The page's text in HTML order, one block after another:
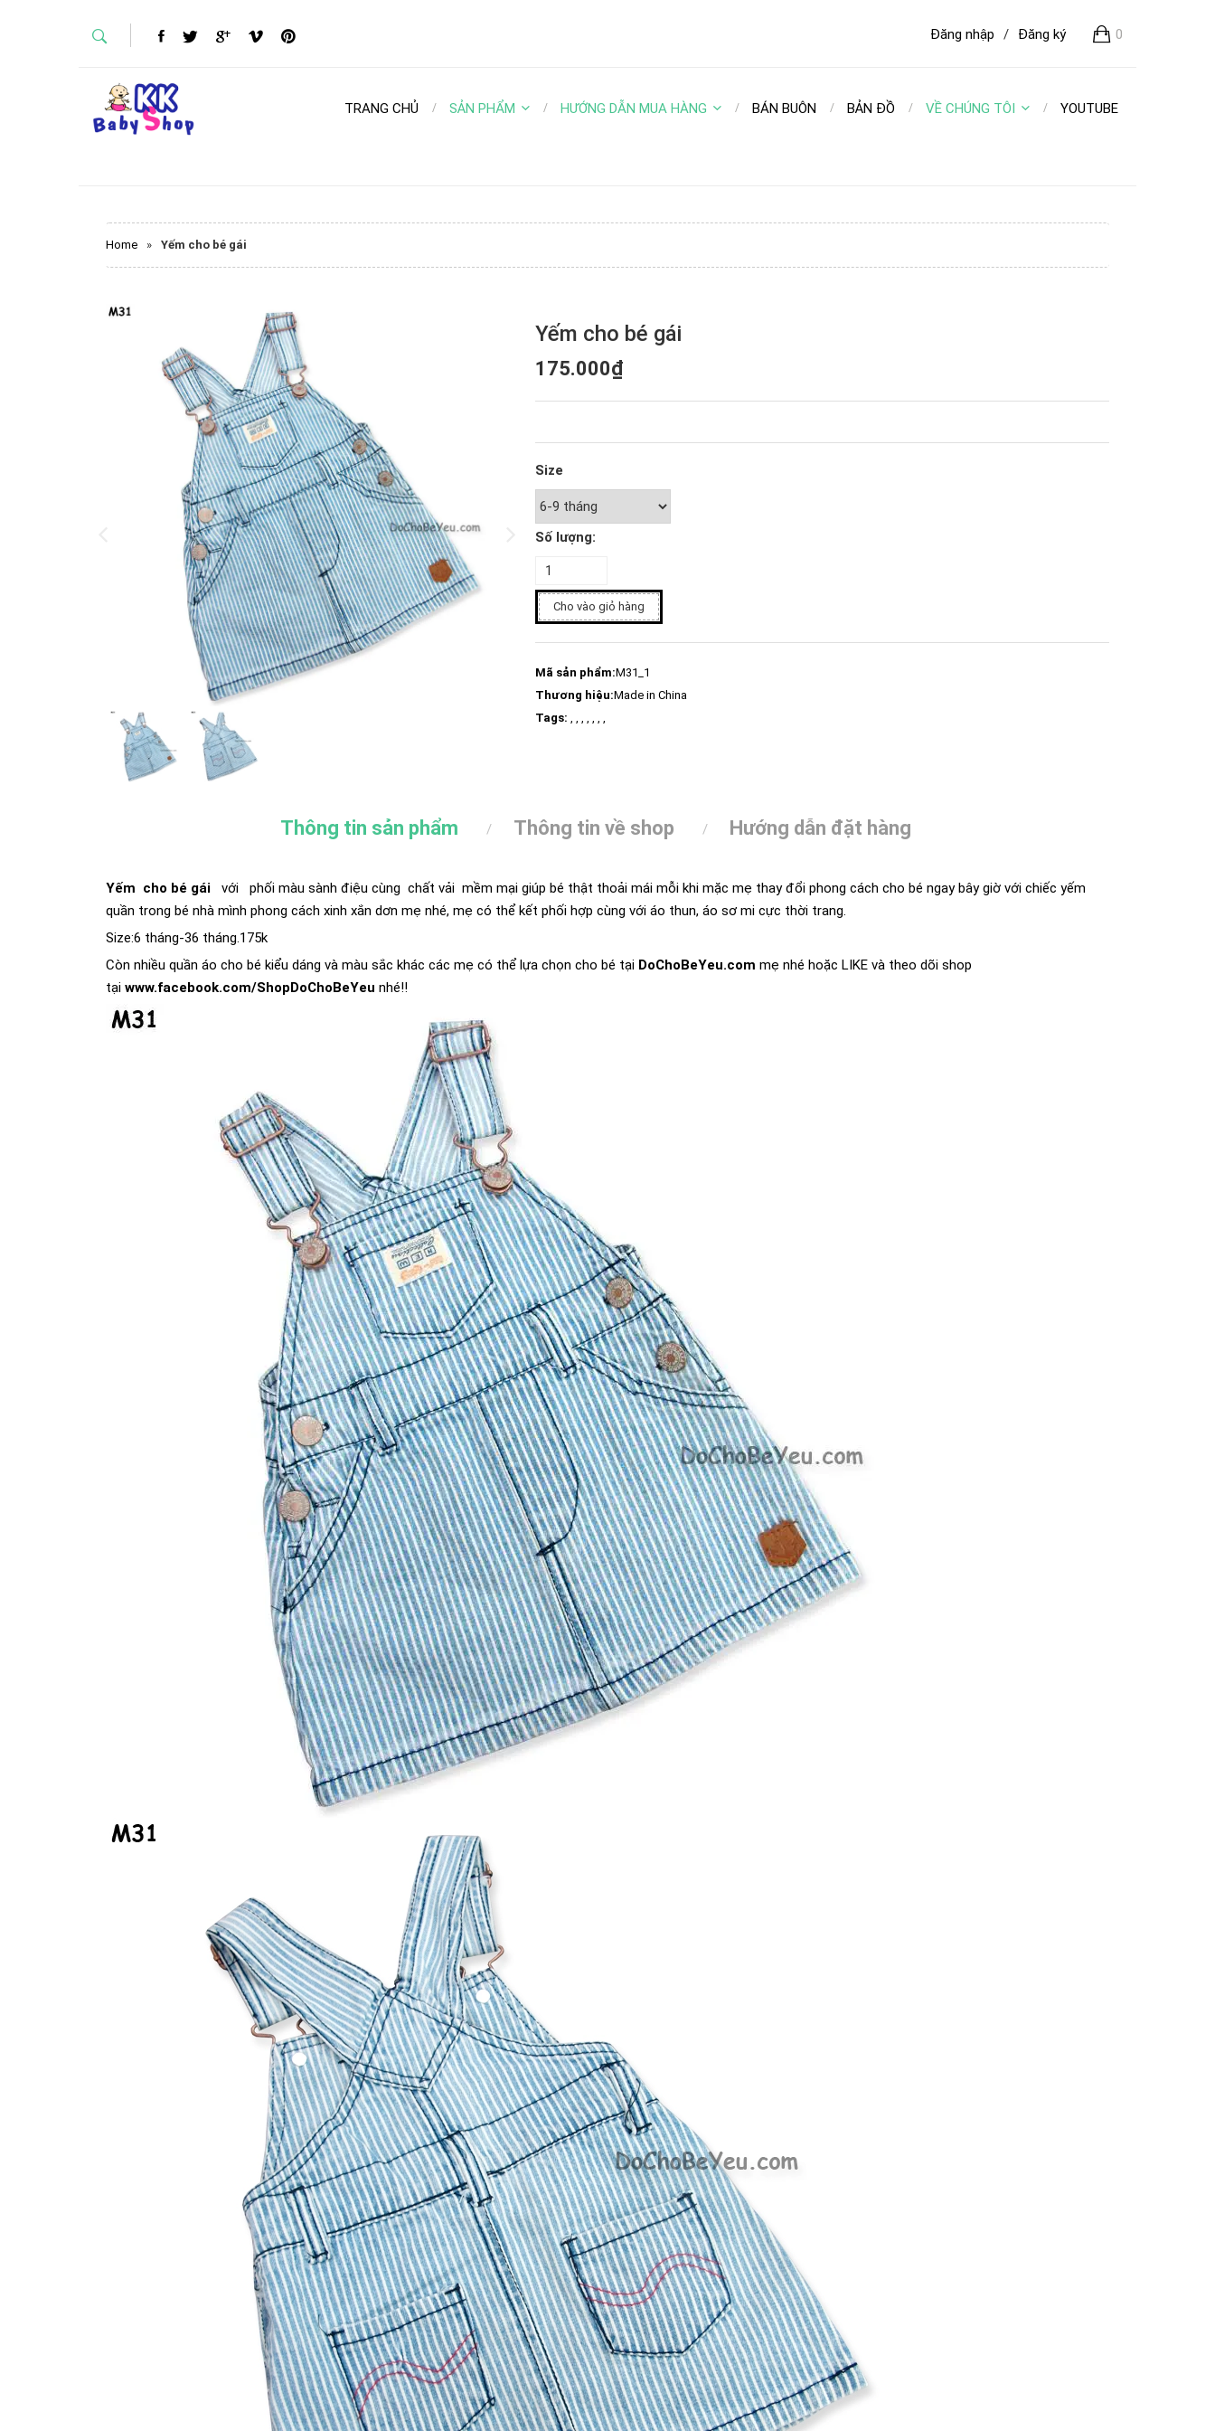
0
Đăng ký
/
Đăng nhập
TRANG CHỦ SẢN PHẨM HƯỚNG DẪN MUA HÀNG BÁN BUÔN BẢN ĐỒ VỀ CHÚNG TÔI YOUTUBE
Home » Yếm cho bé gái
Yếm cho bé gái
175.000₫
Size
Số lượng:
Cho vào giỏ hàng
Mã sản phẩm:M31_1
Thương hiệu:Made in China
Tags: , , , , , , ,
Thông tin sản phẩm Thông tin về shop Hướng dẫn đặt hàng
Yếm cho bé gái với
phối màu sành điệu cùng chất vải mềm mại giúp bé thật thoải mái mỗi khi mặc mẹ thay đổi phong cách cho bé ngay bây giờ với chiếc yếm
quần trong bé nhà mình phong cách xinh xắn dơn mẹ nhé, mẹ có thể kết phối hợp cùng với áo thun, áo sơ mi cực thời trang.
Size:6 tháng-36 tháng.175k
Còn nhiều quần áo cho bé kiểu dáng và màu sắc khác các mẹ có thể lựa chọn cho bé tại DoChoBeYeu.com mẹ nhé hoặc LIKE và theo dõi shop
tại www.facebook.com/ShopDoChoBeYeu nhé!!